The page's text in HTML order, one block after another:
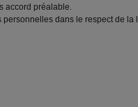
accord préalable.
dans le respect de